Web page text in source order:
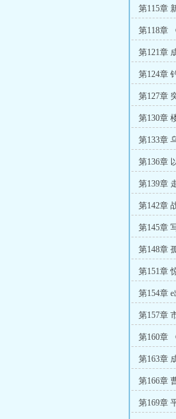
第115章
第118章
第121章
第124章
第127章
第130章
第133章
第136章
第139章
第142章
第145章
第148章
第151章
第154章
第157章
第160章
第163章
第166章
第169章